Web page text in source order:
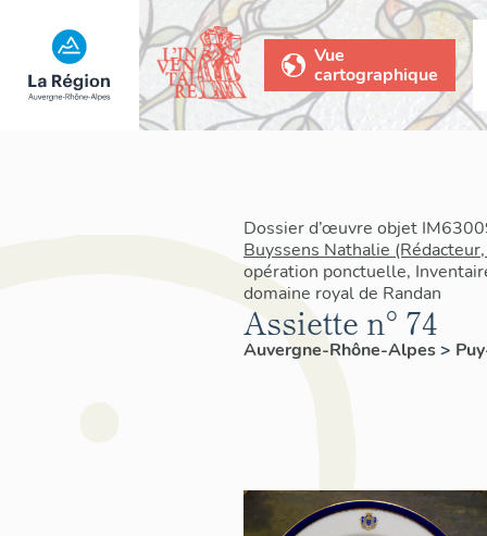
Vue
cartographique
Dossier d’œuvre objet
Buyssens Nathalie
opération ponctuelle,
domaine royal de Randan
Assiette n° 74
Auvergne-Rhône-Alpes>